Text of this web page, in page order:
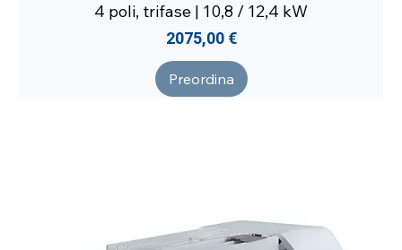
4 poli, trifase | 10,8 / 12,4 kW
Prezzo
2075,00 €
Preordina